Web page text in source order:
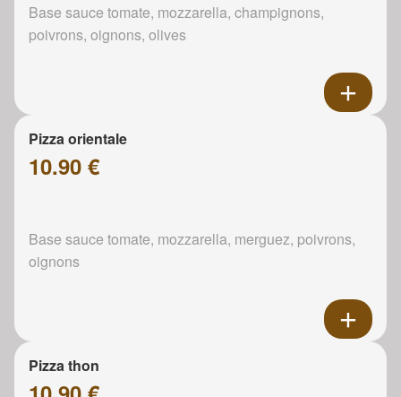
Base sauce tomate, mozzarella, champignons,
poivrons, oignons, olives
Pizza orientale
10.90 €
Base sauce tomate, mozzarella, merguez, poivrons,
oignons
Pizza thon